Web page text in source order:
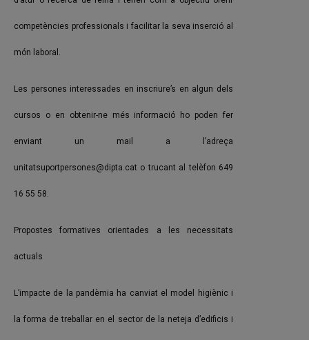
competències professionals i facilitar la seva inserció al
món laboral.
Les persones interessades en inscriure’s en algun dels
cursos o en obtenir-ne més informació ho poden fer
enviant un mail a l’adreça
unitatsuportpersones@dipta.cat o trucant al telèfon 649
16 55 58.
Propostes formatives orientades a les necessitats
actuals
L’impacte de la pandèmia ha canviat el model higiènic i
la forma de treballar en el sector de la neteja d’edificis i